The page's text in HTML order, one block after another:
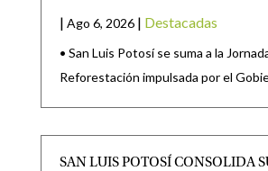
| Ago 6, 2026 | Destacadas
• San Luis Potosí se suma a la
Reforestación impulsada por el
SAN LUIS POTOSÍ CONSOLIDA